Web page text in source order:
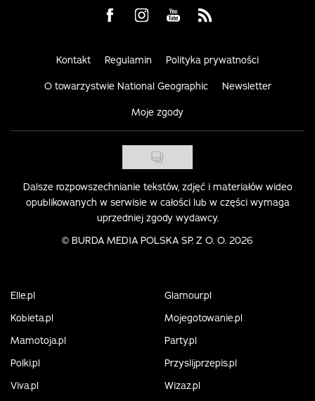
Visit us on Facebook
Visit us on Instagram
Visit us on Youtube
Visit us on Rss
Kontakt Regulamin Polityka prywatności
O towarzystwie National Geographic Newsletter
Moje zgody
Dalsze rozpowszechnianie tekstów, zdjęć i materiałów wideo
opublikowanych w serwisie w całości lub w części wymaga
uprzedniej zgody wydawcy.
© BURDA MEDIA POLSKA SP. Z O. O. 2026
Elle.pl
Glamour.pl
Kobieta.pl
Mojegotowanie.pl
Mamotoja.pl
Party.pl
Polki.pl
Przyslijprzepis.pl
Viva.pl
Wizaz.pl